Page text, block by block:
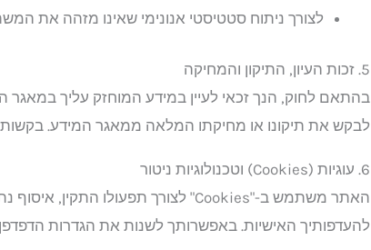
לצורך ניתוח סטטיסטי אנונימי שאינו מזהה את
5. זכות העיון, התיקון והמחיקה
בהתאם לחוק, הנך זכאי לעיין במידע המוחזק עליך במאגר
לבקש את תיקונו או מחיקתו המלאה ממאגר המידע.
6. עוגיות (Cookies) וטכנולוגיות ניטור
להעדפותיך האישיות. באפשרותך לשנות את הגדרות